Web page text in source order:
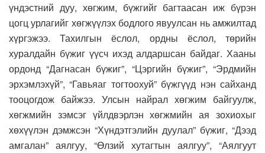
үндэстний дуу, хөгжим, бүжгийг багтаасан иж бүрэн
цогц урлагийг хөгжүүлэх бодлого явуулсан нь амжилтад
хүргэжээ. Тахилгын ёслол, ордны ёслол, төрийн
хуралдайн бүжиг үүсч ихэд алдаршсан байдаг. Хааны
ордонд “Дагнасан бүжиг”, “Цэргийн бүжиг”, “Эрдмийн
эрхэмлэхүй”, “Гавьяаг тогтоохуй” бүжгүүд нэн сайханд
тооцогдож байжээ. Улсын найрал хөгжим байгуулж,
хөгжмийн зэмсэг үйлдвэрлэн хөгжмийн ая зохиохыг
хөхүүлэн дэмжсэн “Хүндэтгэлийн дуулал” бүжиг, “Дээд
амгалан” аялгуу, “Өлзий хутагтын аялгуу”, “Аялгуут